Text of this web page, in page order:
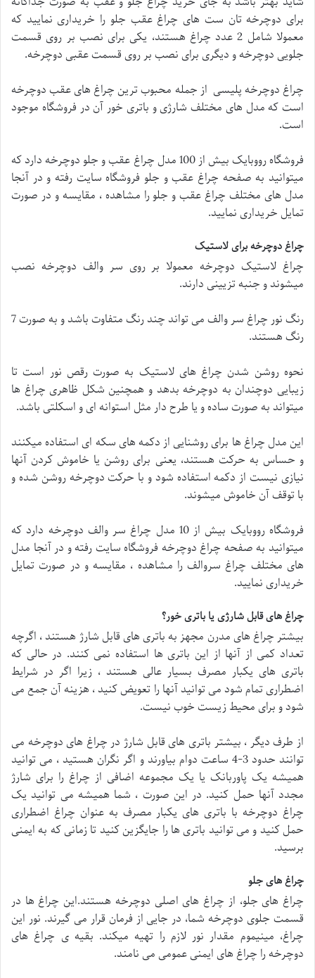
برای دوچرخه تان ست های چراغ عقب جلو را خریداری نمایید که
معمولا شامل 2 عدد چراغ هستند، یکی برای نصب بر روی قسمت
جلویی دوچرخه و دیگری برای نصب بر روی قسمت عقبی دوچرخه.
چراغ دوچرخه پلیسی از جمله محبوب ترین چراغ های عقب دوچرخه
است که مدل های مختلف شارژی و باتری خور آن در فروشگاه موجود
است.
فروشگاه رووبایک بیش از 100 مدل چراغ عقب و جلو دوچرخه دارد که
میتوانید به صفحه چراغ عقب و جلو فروشگاه سایت رفته و در آنجا
مدل های مختلف چراغ عقب و جلو را مشاهده ، مقایسه و در صورت
تمایل خریداری نمایید.
چراغ دوچرخه برای لاستیک
چراغ لاستیک دوچرخه معمولا بر روی سر والف دوچرخه نصب
میشوند و جنبه تزیینی دارند.
رنگ نور چراغ سر والف می تواند چند رنگ متفاوت باشد و به صورت 7
رنگ هستند.
نحوه روشن شدن چراغ های لاستیک به صورت رقص نور است تا
زیبایی دوچندان به دوچرخه بدهد و همچنین شکل ظاهری چراغ ها
میتواند به صورت ساده و یا طرح دار مثل استوانه ای و اسکلتی باشد.
این مدل چراغ ها برای روشنایی از دکمه های سکه ای استفاده میکنند
و حساس به حرکت هستند، یعنی برای روشن یا خاموش کردن آنها
نیازی نیست از دکمه استفاده شود و با حرکت دوچرخه روشن شده و
با توقف آن خاموش میشوند.
فروشگاه رووبایک بیش از 10 مدل چراغ سر والف دوچرخه دارد که
میتوانید به صفحه چراغ دوچرخه فروشگاه سایت رفته و در آنجا مدل
های مختلف چراغ سروالف را مشاهده ، مقایسه و در صورت تمایل
خریداری نمایید.
چراغ های قابل شارژی یا باتری خور؟
بیشتر چراغ های مدرن مجهز به باتری های قابل شارژ هستند ، اگرچه
تعداد کمی از آنها از این باتری ها استفاده نمی کنند. در حالی که
باتری های یکبار مصرف بسیار عالی هستند ، زیرا اگر در شرایط
اضطراری تمام شود می توانید آنها را تعویض کنید ، هزینه آن جمع می
شود و برای محیط زیست خوب نیست.
از طرف دیگر ، بیشتر باتری های قابل شارژ در چراغ های دوچرخه می
توانند حدود 3-4 ساعت دوام بیاورند و اگر نگران هستید ، می توانید
همیشه یک پاوربانک یا یک مجموعه اضافی از چراغ را برای شارژ
مجدد آنها حمل کنید. در این صورت ، شما همیشه می توانید یک
چراغ دوچرخه با باتری های یکبار مصرف به عنوان چراغ اضطراری
حمل کنید و می توانید باتری ها را جایگزین کنید تا زمانی که به ایمنی
برسید.
چراغ های جلو
چراغ های جلو، از چراغ های اصلی دوچرخه هستند.این چراغ ها در
قسمت جلوی دوچرخه شما، در جایی از فرمان قرار می گیرند. نور این
چراغ، مینیموم مقدار نور لازم را تهیه میکند. بقیه ی چراغ های
دوچرخه را چراغ های ایمنی عمومی می نامند.